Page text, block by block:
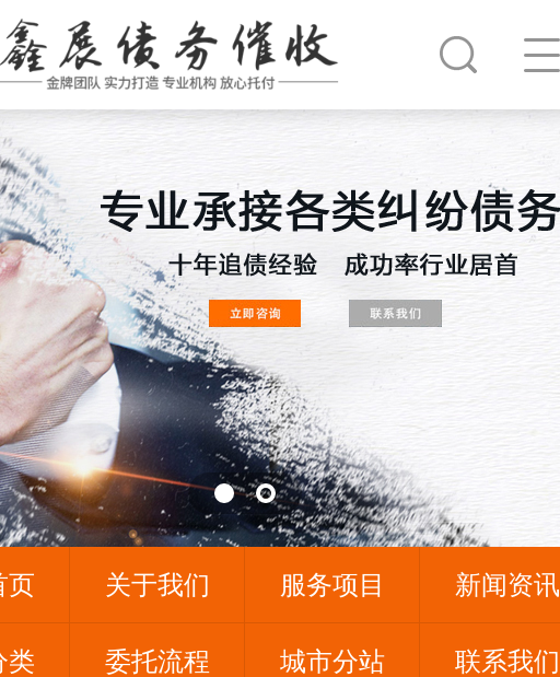
页 关于我们 服务项目 新闻资讯
类 委托流程 城市分站 联系我们